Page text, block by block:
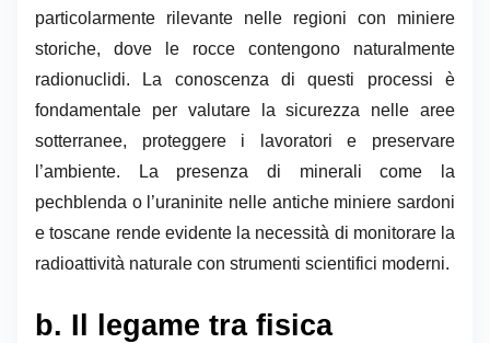
particolarmente rilevante nelle regioni con miniere
storiche, dove le rocce contengono naturalmente
radionuclidi. La conoscenza di questi processi è
fondamentale per valutare la sicurezza nelle aree
sotterranee, proteggere i lavoratori e preservare
l’ambiente. La presenza di minerali come la
pechblenda o l’uraninite nelle antiche miniere sardoni
e toscane rende evidente la necessità di monitorare la
radioattività naturale con strumenti scientifici moderni.
b. Il legame tra fisica